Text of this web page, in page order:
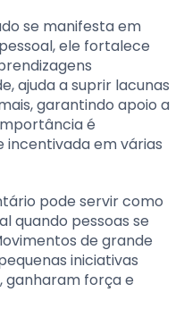
se manifesta em
ele fortalece
ajuda a suprir lacunas
garantindo apoio a
é
em várias
pode servir como
quando pessoas se
de grande
iniciativas
ganharam força e